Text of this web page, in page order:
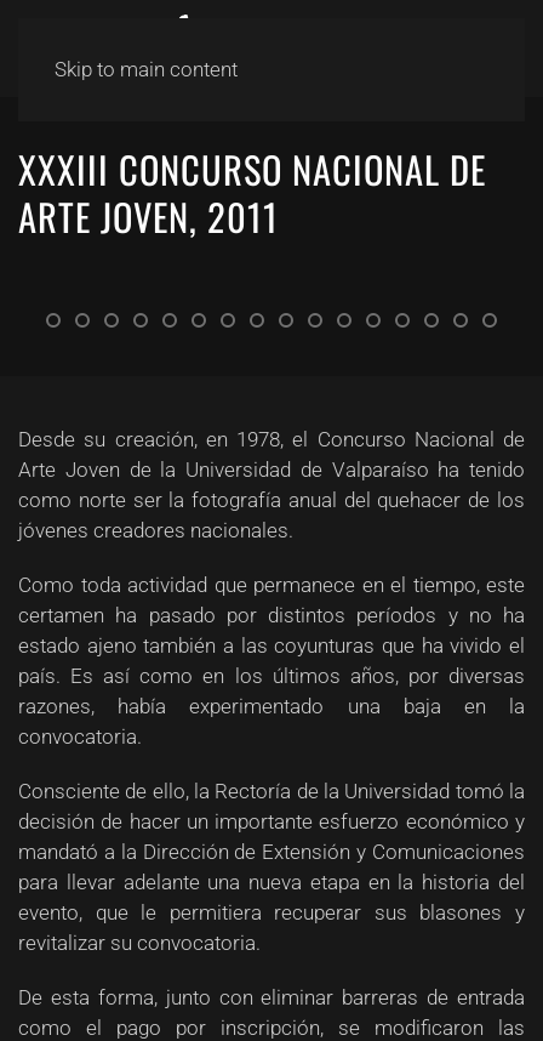
Skip to main content
XXXIII CONCURSO NACIONAL DE
ARTE JOVEN, 2011
Desde su creación, en 1978, el Concurso Nacional de
Arte Joven de la Universidad de Valparaíso ha tenido
como norte ser la fotografía anual del quehacer de los
jóvenes creadores nacionales.
Como toda actividad que permanece en el tiempo, este
certamen ha pasado por distintos períodos y no ha
estado ajeno también a las coyunturas que ha vivido el
país. Es así como en los últimos años, por diversas
razones, había experimentado una baja en la
convocatoria.
Consciente de ello, la Rectoría de la Universidad tomó la
decisión de hacer un importante esfuerzo económico y
mandató a la Dirección de Extensión y Comunicaciones
para llevar adelante una nueva etapa en la historia del
evento, que le permitiera recuperar sus blasones y
revitalizar su convocatoria.
De esta forma, junto con eliminar barreras de entrada
como el pago por inscripción, se modificaron las